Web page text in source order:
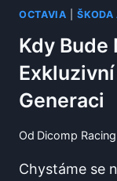
OCTAVIA |ŠKODA
Kdy Bude
Generaci
Od Dicomp Racing
Chystáme se